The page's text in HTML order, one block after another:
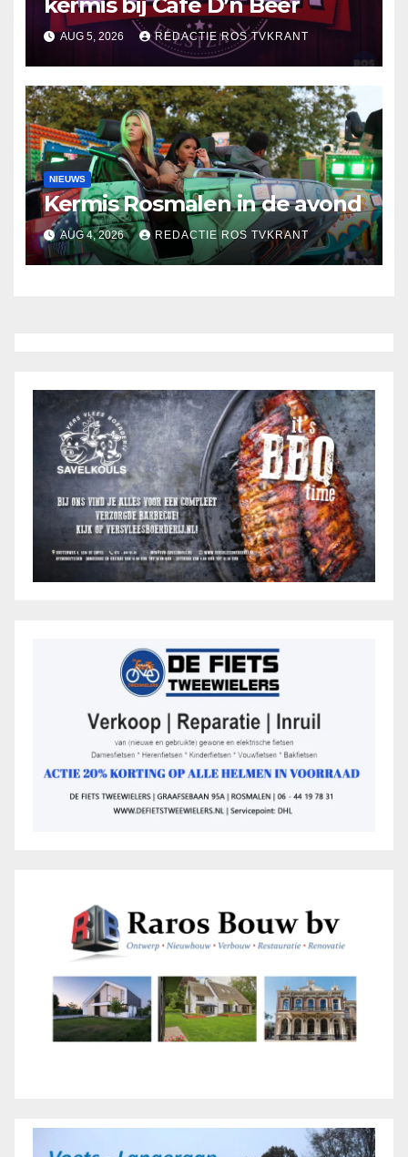
AUG 5, 2026 REDACTIE ROS TVKRANT
NIEUWS
Kermis Rosmalen in de avond
AUG 4, 2026 REDACTIE ROS TVKRANT